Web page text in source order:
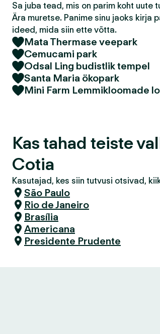
Sa juba tead, mis on parim koht uute
Ära muretse. Panime sinu jaoks kirja
ideed, mida siin ette võtta.
Mata Thermase veepark
Cemucami park
Odsal Ling budistlik tempel
Santa Maria ökopark
Mini Farm Lemmikloomade
Kas tahad teiste
Cotia
Kasutajad, kes siin tutvusi otsivad,
São Paulo
Rio de Janeiro
Brasília
Americana
Presidente Prudente